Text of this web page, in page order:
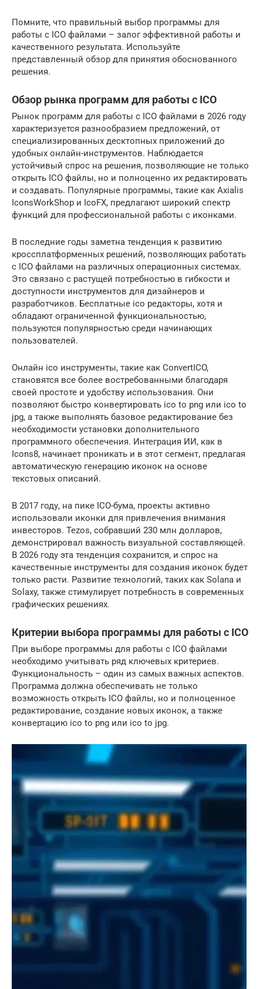
Помните, что правильный выбор программы для
работы с ICO файлами – залог эффективной работы и
качественного результата. Используйте
представленный обзор для принятия обоснованного
решения.
Обзор рынка программ для работы с ICO
Рынок программ для работы с ICO файлами в 2026 году
характеризуется разнообразием предложений, от
специализированных десктопных приложений до
удобных онлайн-инструментов. Наблюдается
устойчивый спрос на решения, позволяющие не только
открыть ICO файлы, но и полноценно их редактировать
и создавать. Популярные программы, такие как Axialis
IconsWorkShop и IcoFX, предлагают широкий спектр
функций для профессиональной работы с иконками.
В последние годы заметна тенденция к развитию
кроссплатформенных решений, позволяющих работать
с ICO файлами на различных операционных системах.
Это связано с растущей потребностью в гибкости и
доступности инструментов для дизайнеров и
разработчиков. Бесплатные ico редакторы, хотя и
обладают ограниченной функциональностью,
пользуются популярностью среди начинающих
пользователей.
Онлайн ico инструменты, такие как ConvertICO,
становятся все более востребованными благодаря
своей простоте и удобству использования. Они
позволяют быстро конвертировать ico to png или ico to
jpg, а также выполнять базовое редактирование без
необходимости установки дополнительного
программного обеспечения. Интеграция ИИ, как в
Icons8, начинает проникать и в этот сегмент, предлагая
автоматическую генерацию иконок на основе
текстовых описаний.
В 2017 году, на пике ICO-бума, проекты активно
использовали иконки для привлечения внимания
инвесторов. Tezos, собравший 230 млн долларов,
демонстрировал важность визуальной составляющей.
В 2026 году эта тенденция сохранится, и спрос на
качественные инструменты для создания иконок будет
только расти. Развитие технологий, таких как Solana и
Solaxy, также стимулирует потребность в современных
графических решениях.
Критерии выбора программы для работы с ICO
При выборе программы для работы с ICO файлами
необходимо учитывать ряд ключевых критериев.
Функциональность – один из самых важных аспектов.
Программа должна обеспечивать не только
возможность открыть ICO файлы, но и полноценное
редактирование, создание новых иконок, а также
конвертацию ico to png или ico to jpg.